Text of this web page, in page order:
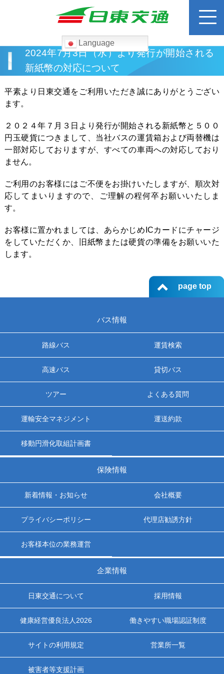
Language
検
索:
運賃検索
貸切バス
ツアー
2024年7月3日（水）より発行が開始される
新紙幣の対応について
平素より日東交通をご利用いただき誠にありがとうござい
ます。
２０２４年７月３日より発行が開始される新紙幣と５００
円玉硬貨につきまして、当社バスの運賃箱および両替機は
一部対応しておりますが、すべての車両への対応しており
ません。
ご利用のお客様にはご不便をお掛けいたしますが、順次対
応してまいりますので、ご理解の程何卒お願いいたしま
す。
お客様に置かれましては、あらかじめICカードにチャージ
をしていただくか、旧紙幣または硬貨の準備をお願いいた
します。
page top
バス情報
路線バス 運賃検索
高速バス 貸切バス
ツアー よくある質問
運輸安全マネジメント 運送約款
移動円滑化取組計画書
保険情報
新着情報・お知らせ 会社概要
プライバシーポリシー 代理店勧誘方針
お客様本位の業務運営
企業情報
日東交通について 採用情報
健康経営優良法人2026 働きやすい職場認証制度
サイトの利用規定 営業所一覧
被害者等支援計画